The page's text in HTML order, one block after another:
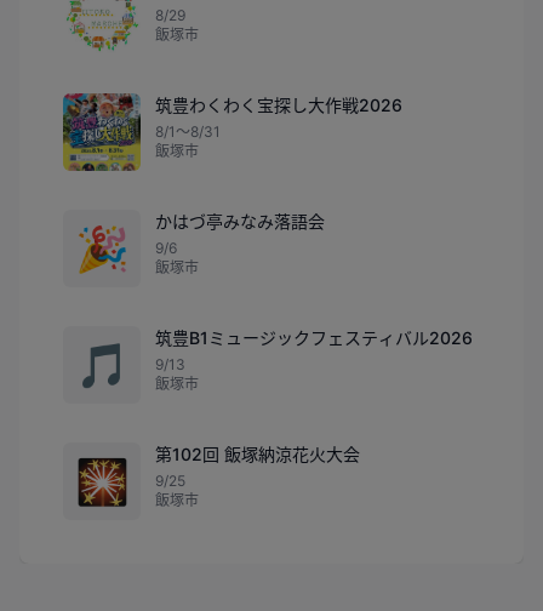
8/29
飯塚市
筑豊わくわく宝探し大作戦2026
8/1〜8/31
飯塚市
🎉
かはづ亭みなみ落語会
9/6
飯塚市
🎵
筑豊B1ミュージックフェスティバル2026
9/13
飯塚市
🎇
第102回 飯塚納涼花火大会
9/25
飯塚市